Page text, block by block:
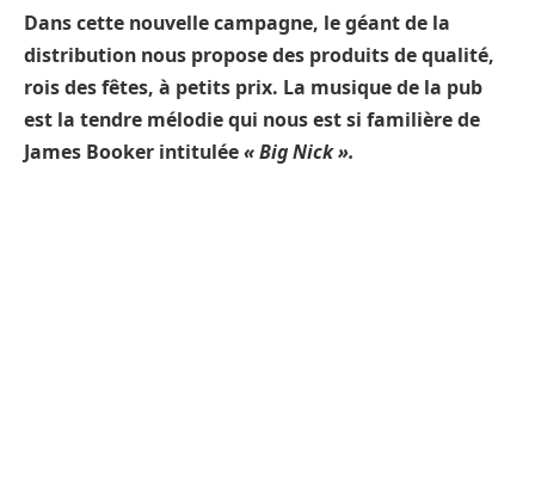
Dans cette nouvelle campagne, le géant de la
distribution nous propose des produits de qualité,
rois des fêtes, à petits prix. La musique de la pub
est la tendre mélodie qui nous est si familière de
James Booker intitulée« Big Nick ».